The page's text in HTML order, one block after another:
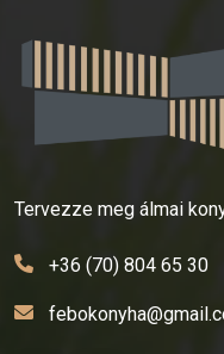
Tervezze meg álmai
+36 (70) 804 65 30